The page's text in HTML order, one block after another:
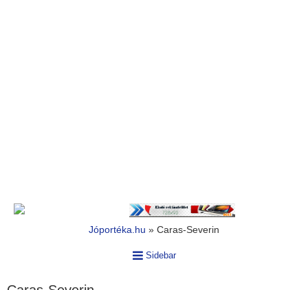
Jóportéka.hu » Caras-Severin
Sidebar